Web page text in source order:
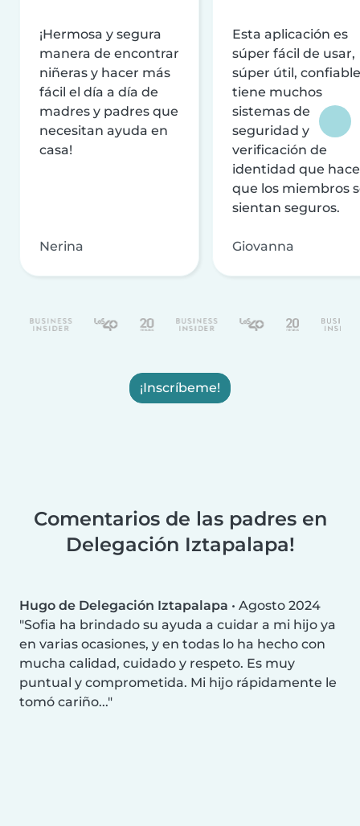
¡Hermosa y segura
manera de encontrar
niñeras y hacer más
fácil el día a día de
madres y padres que
necesitan ayuda en
casa!
Nerina
Esta aplicación es
súper fácil de usar,
súper útil,
tiene muchos
sistemas de
seguridad y
verificación de
identidad que
que los miembros
sientan seguros.
Giovanna
¡Inscríbeme!
Comentarios de las padres en
Delegación Iztapalapa!
Hugo de Delegación Iztapalapa • Agosto 2024
Sofia ha brindado su ayuda a cuidar a mi hijo ya
en varias ocasiones, y en todas lo ha hecho con
mucha calidad, cuidado y respeto. Es muy
puntual y comprometida. Mi hijo rápidamente le
tomó cariño...